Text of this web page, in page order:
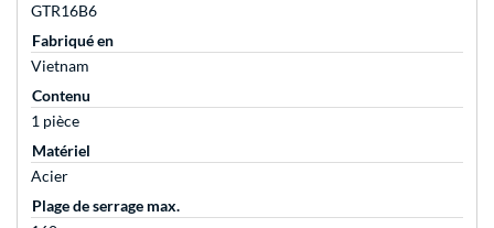
GTR16B6
Fabriqué en
Vietnam
Contenu
1 pièce
Matériel
Acier
Plage de serrage max.